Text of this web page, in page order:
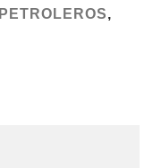
PETROLEROS,